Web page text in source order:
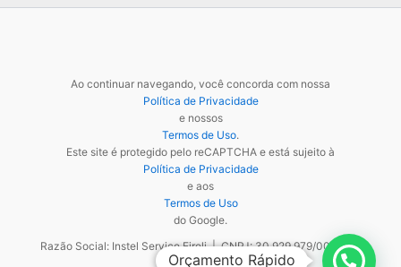
Ao continuar navegando, você concorda com nossa
Política de Privacidade
e nossos
Termos de Uso.
Este site é protegido pelo reCAPTCHA e está sujeito à
Política de Privacidade
e aos
Termos de Uso
do Google.
Razão Social: Instel Service Eireli | CNPJ: 30.929.979/0001-48
Orçamento Rápido